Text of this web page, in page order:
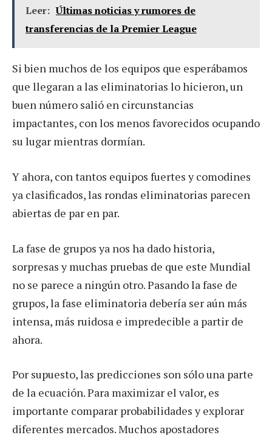
Leer: Últimas noticias y rumores de
transferencias de la Premier League
Si bien muchos de los equipos que esperábamos
que llegaran a las eliminatorias lo hicieron, un
buen número salió en circunstancias
impactantes, con los menos favorecidos ocupando
su lugar mientras dormían.
Y ahora, con tantos equipos fuertes y comodines
ya clasificados, las rondas eliminatorias parecen
abiertas de par en par.
La fase de grupos ya nos ha dado historia,
sorpresas y muchas pruebas de que este Mundial
no se parece a ningún otro. Pasando la fase de
grupos, la fase eliminatoria debería ser aún más
intensa, más ruidosa e impredecible a partir de
ahora.
Por supuesto, las predicciones son sólo una parte
de la ecuación. Para maximizar el valor, es
importante comparar probabilidades y explorar
diferentes mercados. Muchos apostadores